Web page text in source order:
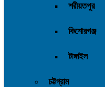
শরীয়তপুর
কিশোরগঞ্জ
টাঙ্গাইল
চট্টগ্রাম